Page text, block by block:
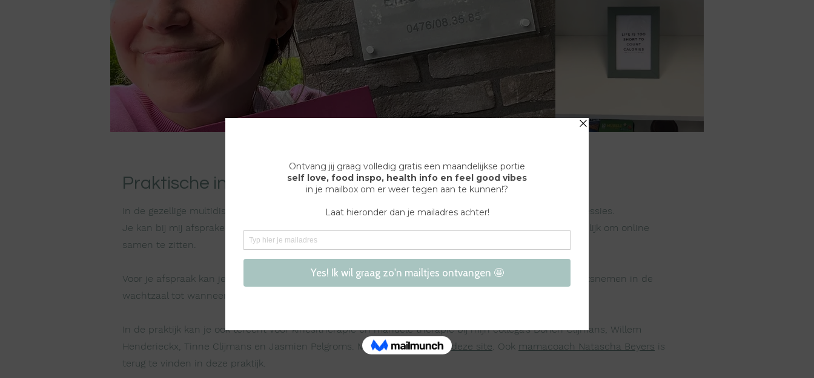
Praktische informatie
In de gezellige multidisciplinaire praktijk sUPport in Vosselaar ontvang ik jullie graag voor één op één sessies.
Je kan bij mij afspraken maken op dinsdagen tussen 18u en 21 u. Op donderdagavond is het ook mogelijk om online
samen te zitten.
Voor je afspraak kan je gewoon binnenkomen via de glazen deur (goed duwen). Vervolgens kan je plaatsnemen in de
wachtzaal tot wanneer ik je daar kom halen.
In de praktijk kan je ook terecht voor kinesitherapie en manuele therapie bij mijn collega's Dorien Clijmans, Willem
Henderieckx, Tinne Clijmans en Jasmien Pelgroms. Meer info vind je op deze site . Ook mamacoach Natascha Beyers is
terug te vinden in deze praktijk.